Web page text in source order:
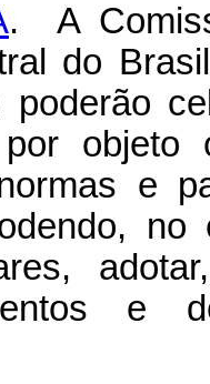
. A
do
poderão
objeto
e
e